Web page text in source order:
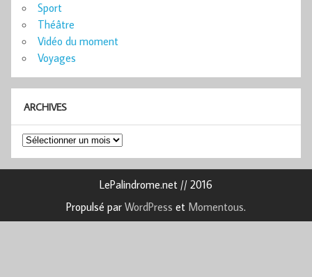
Sport
Théâtre
Vidéo du moment
Voyages
ARCHIVES
Archives
LePalindrome.net // 2016
Propulsé par WordPress et Momentous.